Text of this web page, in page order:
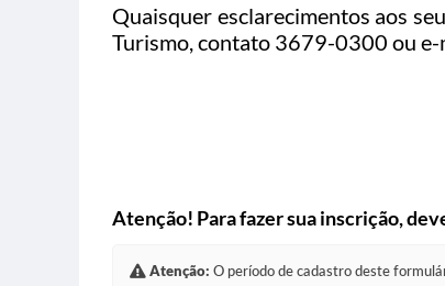
Quaisquer esclarecimentos aos
Turismo, contato 3679-0300 ou e-
Atenção! Para fazer sua inscrição,
Atenção: O período de cadastro deste